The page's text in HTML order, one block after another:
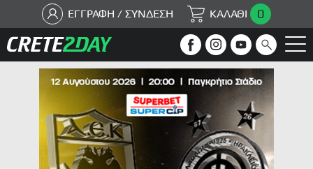
ΕΓΓΡΑΦΗ / ΣΥΝΔΕΣΗ ΚΑΛΑΘΙ 0